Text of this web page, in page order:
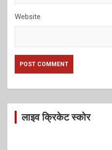
Website
लाइव क्रिकेट स्कोर